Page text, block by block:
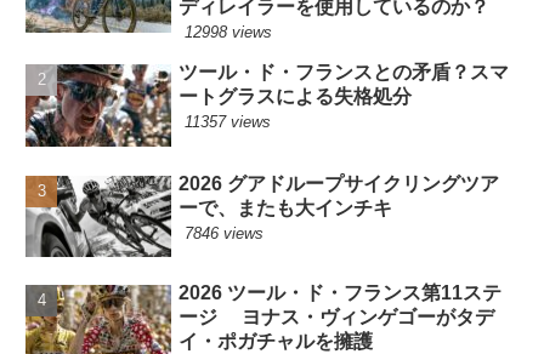
ディレイラーを使用しているのか？
12998 views
ツール・ド・フランスとの矛盾？スマ
ートグラスによる失格処分
11357 views
2026 グアドループサイクリングツア
ーで、またも大インチキ
7846 views
2026 ツール・ド・フランス第11ステ
ージ ヨナス・ヴィンゲゴーがタデ
イ・ポガチャルを擁護